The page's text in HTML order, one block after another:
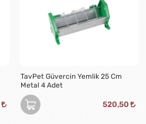
TavPet Güvercin Yemlik 25 Cm
Metal 4 Adet
520,50